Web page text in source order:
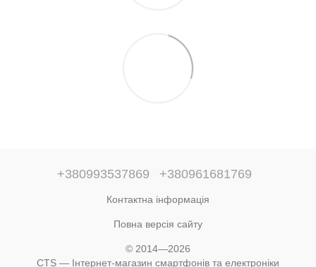
+380993537869 +380961681769
Контактна інформація
Повна версія сайту
© 2014—2026
CTS — Інтернет-магазин смартфонів та електроніки